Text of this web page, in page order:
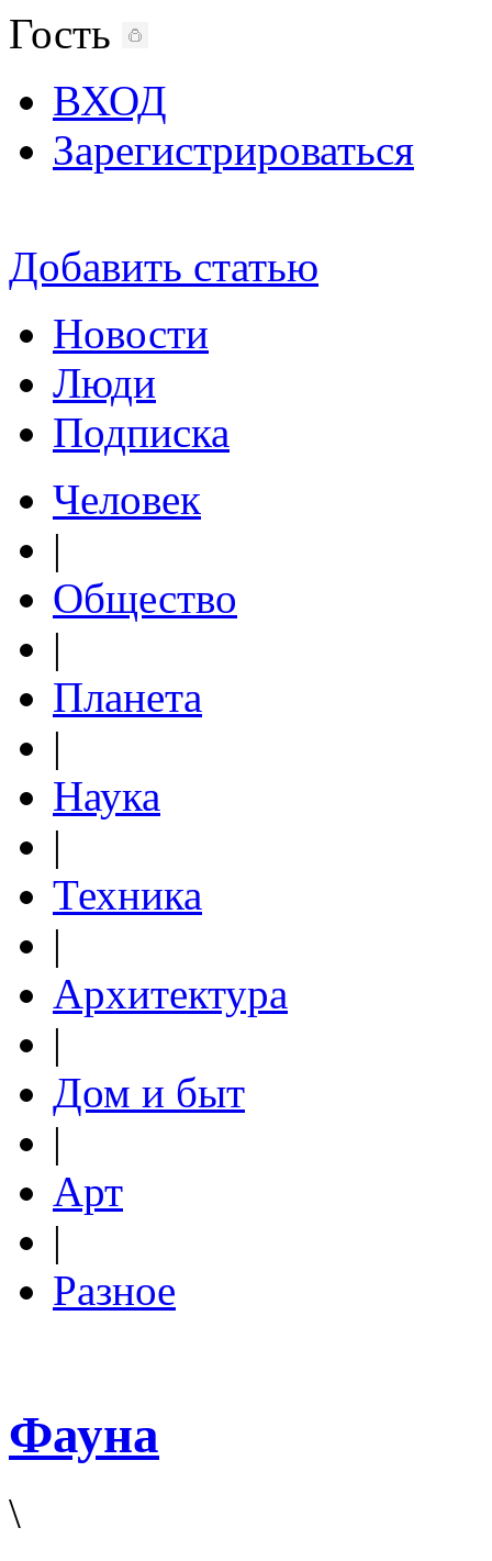
Гость
ВХОД
Зарегистрироваться
Добавить статью
Новости
Люди
Подписка
Человек
|
Общество
|
Планета
|
Наука
|
Техника
|
Архитектура
|
Дом и быт
|
Арт
|
Разное
Фауна
\